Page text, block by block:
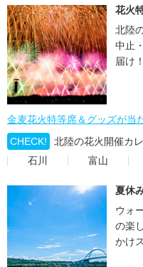
花火
北陸
中止
届け！
金麦花火特等席＆グッズが当
CHECK!
北陸の花火開催カ
石川
富山
夏休
ウォ
の楽
かけ